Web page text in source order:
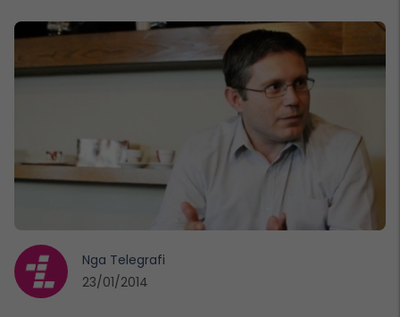
Nga Telegrafi
23/01/2014